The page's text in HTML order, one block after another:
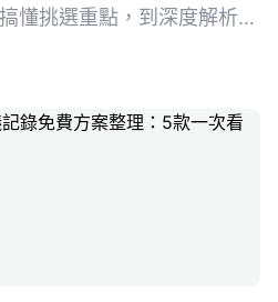
懂挑選重點，到深度解析首
怕漏掉關鍵決策。